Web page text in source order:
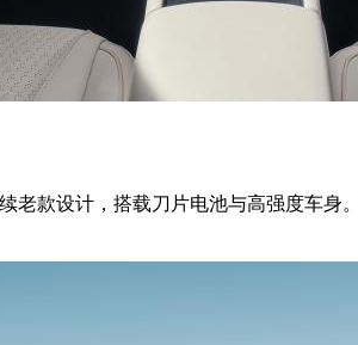
老款设计，搭载刀片电池与高强度车